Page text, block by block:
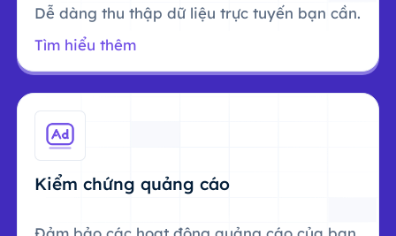
Dễ dàng thu thập dữ liệu trực tuyến bạn cần.
Tìm hiểu thêm
Kiểm chứng quảng cáo